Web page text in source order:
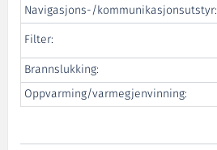
Navigasjons-/kommunikasjonsutstyr:
Filter:
Brannslukking:
Oppvarming/varmegjenvinning: